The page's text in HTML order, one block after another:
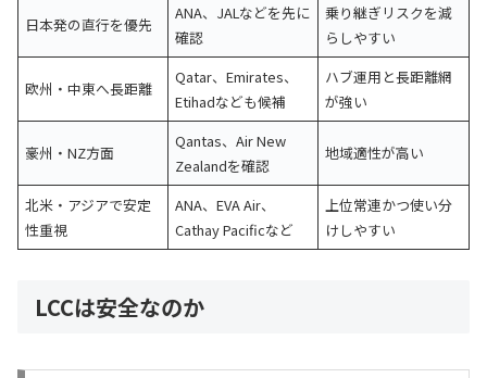
日本発の直行を優先
ANA、JALなどを先に
確認
乗り継ぎリスクを減
らしやすい
欧州・中東へ長距離
Qatar、Emirates、
Etihadなども候補
ハブ運用と長距離網
が強い
豪州・NZ方面
Qantas、Air New
Zealandを確認
地域適性が高い
北米・アジアで安定
性重視
ANA、EVA Air、
Cathay Pacificなど
上位常連かつ使い分
けしやすい
LCCは安全なのか